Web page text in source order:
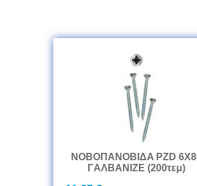
ΝΟΒΟΠANOBIΔA PZD
ΓAΛBANIZE (200τεμ)